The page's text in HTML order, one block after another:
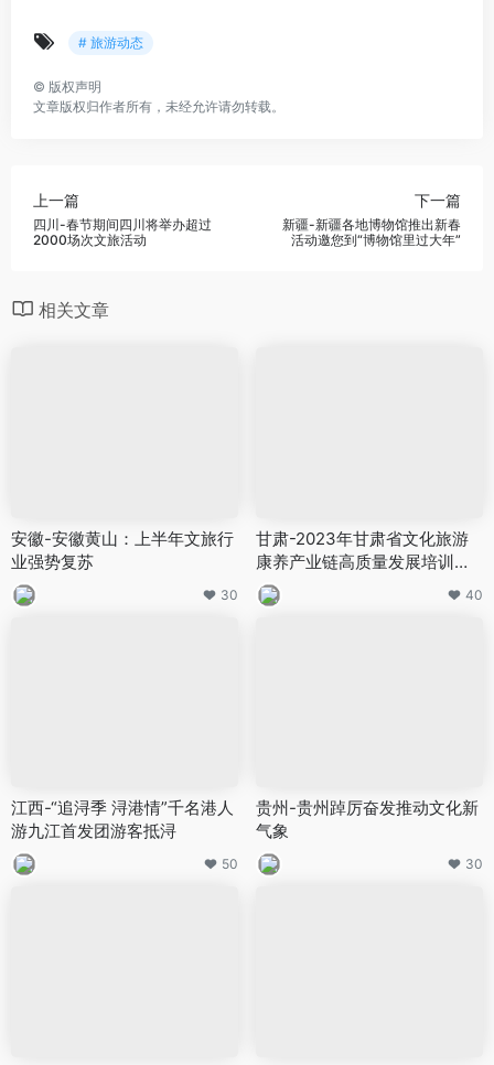
# 旅游动态
© 版权声明
文章版权归作者所有，未经允许请勿转载。
上一篇
四川-春节期间四川将举办超过
2000场次文旅活动
下一篇
新疆-新疆各地博物馆推出新春
活动邀您到“博物馆里过大年”
相关文章
安徽-安徽黄山：上半年文旅行
业强势复苏
30
甘肃-2023年甘肃省文化旅游
康养产业链高质量发展培训班
举办
40
江西-“追浔季 浔港情”千名港人
游九江首发团游客抵浔
50
贵州-贵州踔厉奋发推动文化新
气象
30